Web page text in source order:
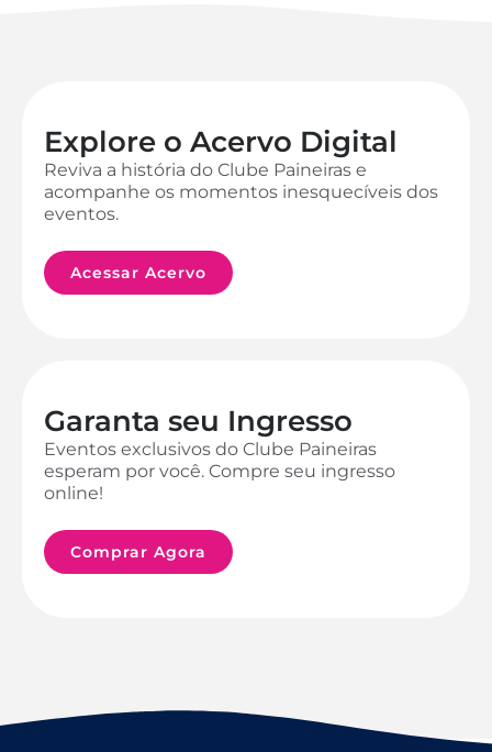
Explore o Acervo Digital
Reviva a história do Clube Paineiras e
acompanhe os momentos inesquecíveis dos
eventos.
Acessar Acervo
Garanta seu Ingresso
Eventos exclusivos do Clube Paineiras
esperam por você. Compre seu ingresso
online!
Comprar Agora